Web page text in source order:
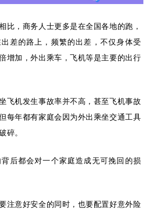
比，商务人士更多是在全国各地的跑，
差的路上，频繁的出差，不仅身体受
增加，外出乘车，飞机等是主要的出行
飞机发生事故率并不高，甚至飞机事故
每年都有家庭会因为外出乘坐交通工具
碎。
后都会对一个家庭造成无可挽回的损
注意好安全的同时，也要配置好意外险